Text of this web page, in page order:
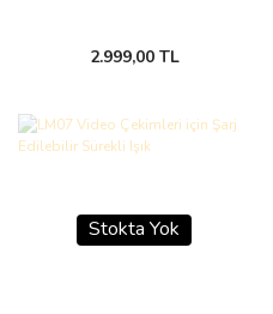
2.999,00 TL
Stokta Yok